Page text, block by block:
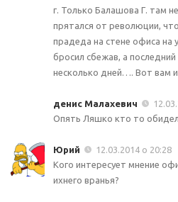
г. Только Балашова Г. там
прятался от революции,
прадеда на стене офиса на
бросил сбежав, а
несколько дней…. Вот вам
денис Малахевич
Опять Ляшко кто то
Юрий
12.03.2014 о 20:28
Кого интересует мнение
ихнего вранья?